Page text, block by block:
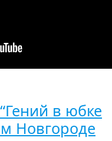
в юбке
Новгороде